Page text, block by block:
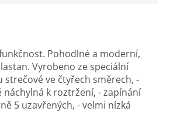
Pohodlné a moderní,
Vyrobeno ze speciální
strečové ve čtyřech směrech, -
náchylná k roztržení, - zapínání
5 uzavřených, - velmi nízká